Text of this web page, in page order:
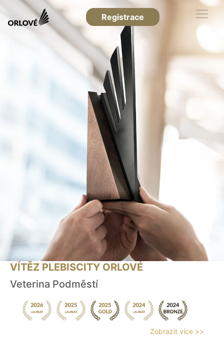
Registrace
VÍTĚZ PLEBISCITY ORLOVÉ
Veterina Podměstí
Zobrazit více >>